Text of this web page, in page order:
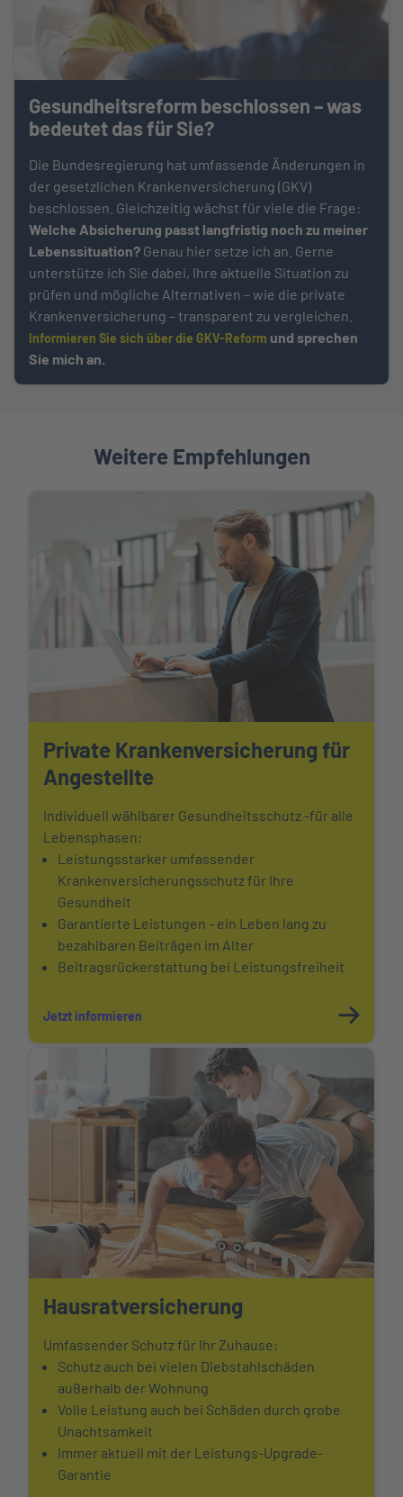
Gesundheitsreform beschlossen – was
bedeutet das für Sie?
Die Bundesregierung hat umfassende Änderungen in
der gesetzlichen Krankenversicherung (GKV)
beschlossen. Gleichzeitig wächst für viele die Frage:
Welche Absicherung passt langfristig noch zu meiner
Lebenssituation? Genau hier setze ich an. Gerne
unterstütze ich Sie dabei, Ihre aktuelle Situation zu
prüfen und mögliche Alternativen – wie die private
Krankenversicherung – transparent zu vergleichen.
Informieren Sie sich über die GKV-Reform und sprechen
Sie mich an.
Weitere Empfehlungen
Private Krankenversicherung für
Angestellte
Individuell wählbarer Gesundheitsschutz -für alle
Lebensphasen:
Leistungsstarker umfassender
Krankenversicherungsschutz für Ihre
Gesundheit
Garantierte Leistungen - ein Leben lang zu
bezahlbaren Beiträgen im Alter
Beitragsrückerstattung bei Leistungsfreiheit
Jetzt informieren
Hausratversicherung
Umfassender Schutz für Ihr Zuhause:
Schutz auch bei vielen Diebstahlschäden
außerhalb der Wohnung
Volle Leistung auch bei Schäden durch grobe
Unachtsamkeit
Immer aktuell mit der Leistungs-Upgrade-
Garantie